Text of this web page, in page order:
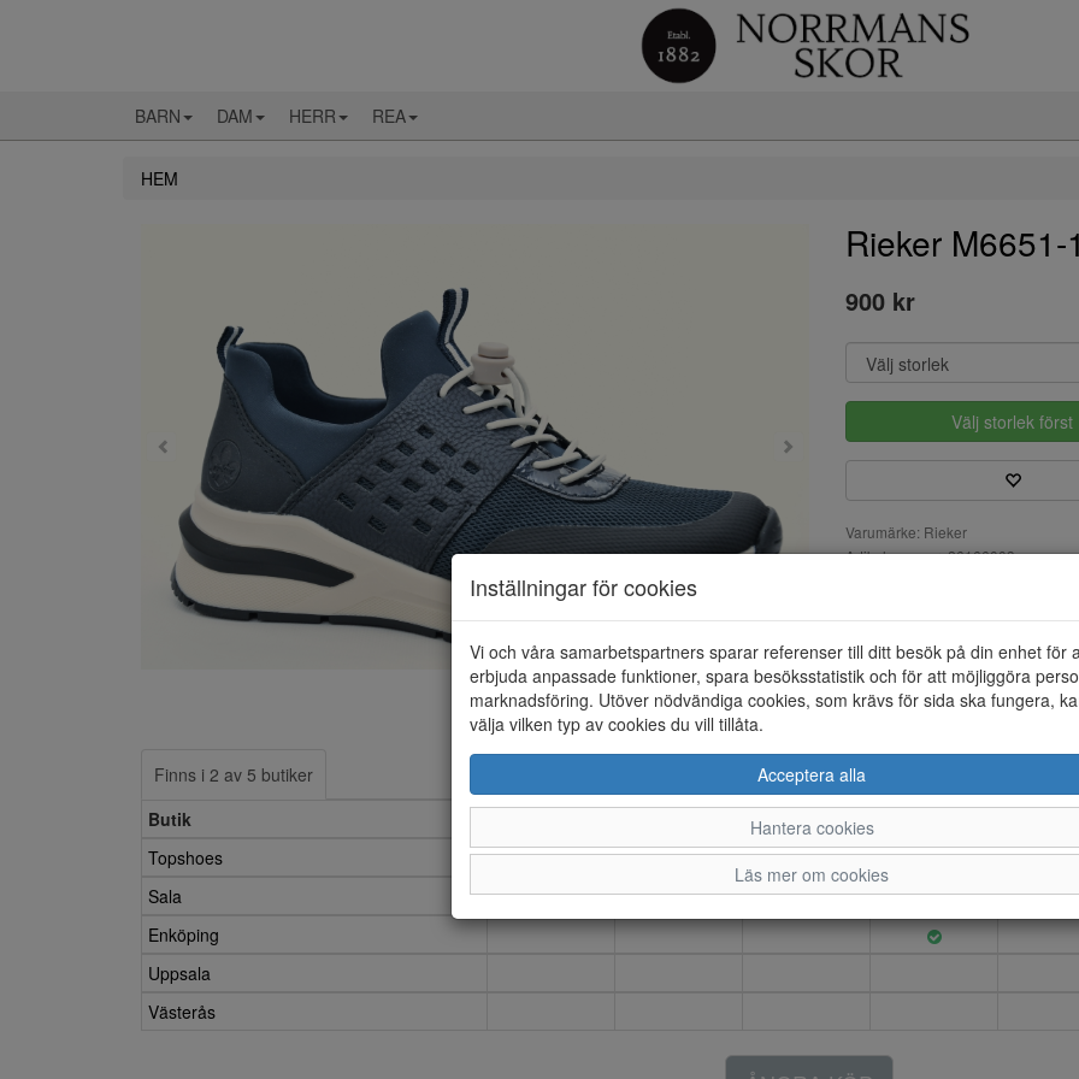
BARN DAM HERR REA
HEM
Rieker M6651-
900 kr
Välj storlek först
Varumärke: Rieker
Artikelnummer: 26166003
Färg: Blå
Sneaker i syntet och textil
innersulan är i textil som
Finns i 2 av 5 butiker
Butik
38
Topshoes
Sala
Enköping
Uppsala
Västerås
Inställningar för cookies
Vi och våra samarbetspartners sparar referenser till ditt besök på din enhet för
erbjuda anpassade funktioner, spara besöksstatistik och för att möjliggöra
marknadsföring. Utöver nödvändiga cookies, som krävs för sida ska fungera,
välja vilken typ av cookies du vill tillåta.
Acceptera alla
Hantera cookies
Läs mer om cookies